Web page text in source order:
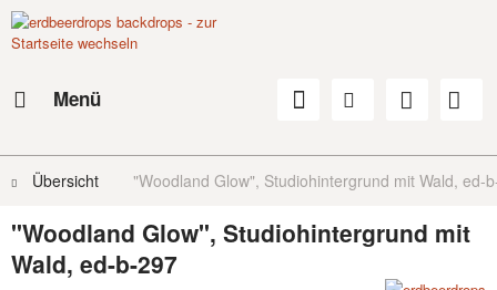
Menü
Übersicht "Woodland Glow", Studiohintergrund mit Wald, ed-
"Woodland Glow", Studiohintergrund mit
Wald, ed-b-297